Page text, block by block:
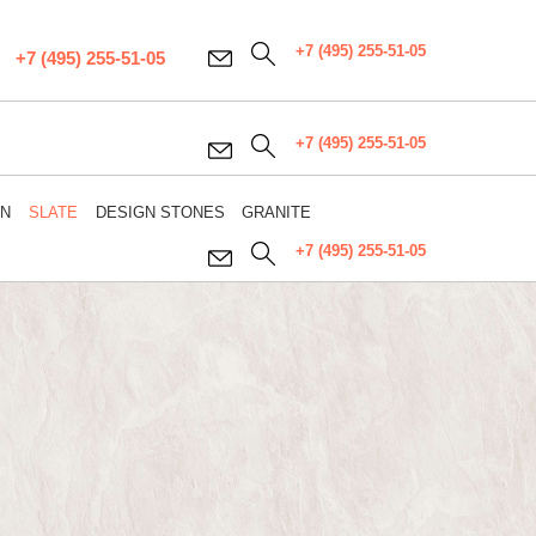
SLATE DESIGN STONES GRANITE
+7 (495) 255-51-05
+7 (495) 255-51-05
+7 (495) 255-51-05 +7 (495) 255-51-05